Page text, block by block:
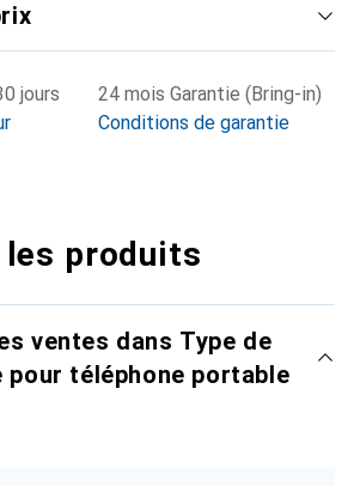
jours
24 mois Garantie (Bring-in)
Conditions de garantie
les produits
ventes dans Type de
pour téléphone portable